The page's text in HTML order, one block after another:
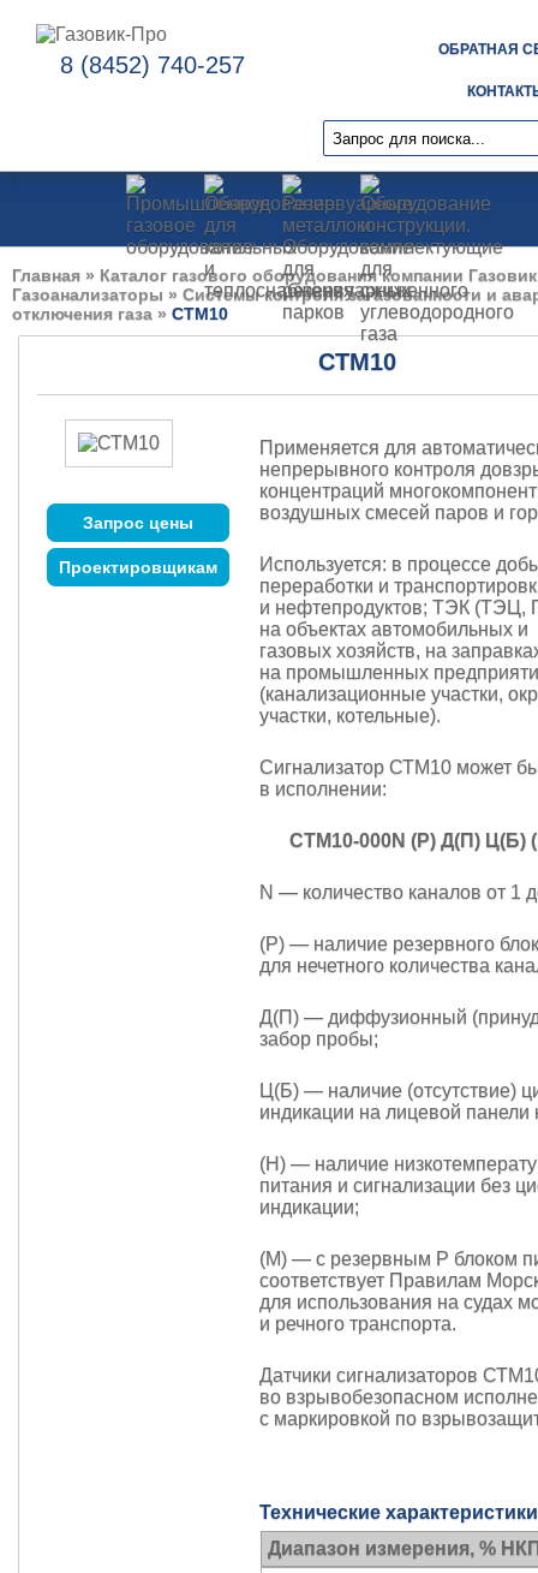
8 (8452) 740-257
ОБРАТНАЯ
Главная » Каталог газового оборудования компании Газовик
Газоанализаторы » Системы контроля загазованности и
отключения газа » СТМ10
СТМ10
Запрос цены
Проектировщикам
Применяется для
непрерывного контроля
концентраций
воздушных смесей паров и
Используется: в процессе
переработки и
и нефтепродуктов; ТЭК (ТЭЦ,
на объектах автомобильных и
газовых хозяйств, на
на промышленных
(канализационные участки,
участки, котельные).
Сигнализатор СТМ10 может
в исполнении:
СТМ10-000N (Р) Д(П) Ц(Б)
N — количество каналов от 1
(Р) — наличие резервного
для нечетного количества
Д(П) — диффузионный
забор пробы;
Ц(Б) — наличие (отсутствие)
индикации на лицевой панели
(Н) — наличие
питания и сигнализации без
индикации;
(М) — с резервным Р блоком
соответствует Правилам
для использования на судах
и речного транспорта.
Датчики сигнализаторов
во взрывобезопасном
с маркировкой по
Технические характеристики
Диапазон измерения, %